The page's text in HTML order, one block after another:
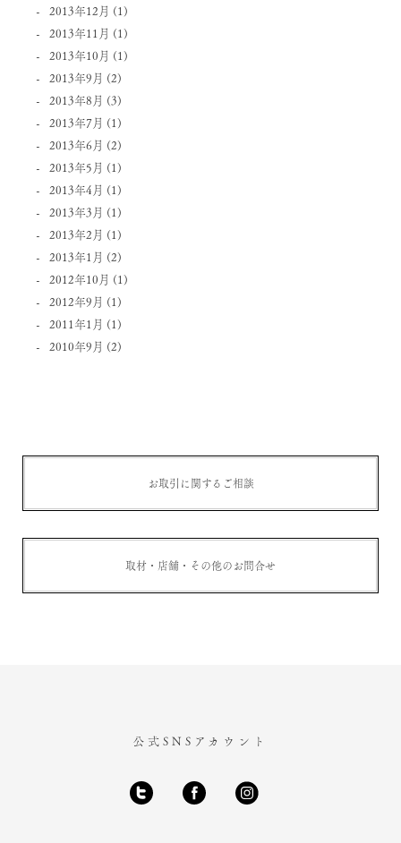
2013年12月 (1)
2013年11月 (1)
2013年10月 (1)
2013年9月 (2)
2013年8月 (3)
2013年7月 (1)
2013年6月 (2)
2013年5月 (1)
2013年4月 (1)
2013年3月 (1)
2013年2月 (1)
2013年1月 (2)
2012年10月 (1)
2012年9月 (1)
2011年1月 (1)
2010年9月 (2)
お取引に関するご相談
取材・店舗・その他のお問合せ
公式SNSアカウント